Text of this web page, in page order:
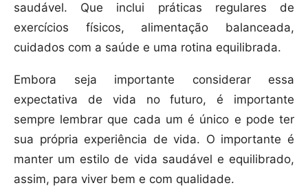
saudável. Que inclui práticas regulares de
exercícios físicos, alimentação balanceada,
cuidados com a saúde e uma rotina equilibrada.
Embora seja importante considerar essa
expectativa de vida no futuro, é importante
sempre lembrar que cada um é único e pode ter
sua própria experiência de vida. O importante é
manter um estilo de vida saudável e equilibrado,
assim, para viver bem e com qualidade.